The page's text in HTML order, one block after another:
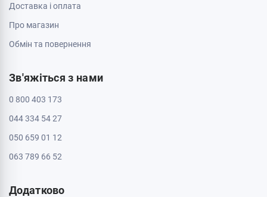
Доставка і оплата
Про магазин
Обмін та повернення
Зв'яжіться з нами
0 800 403 173
044 334 54 27
050 659 01 12
063 789 66 52
Додатково